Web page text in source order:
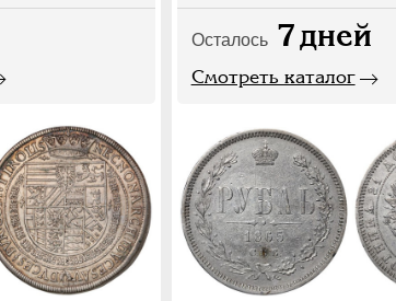
Осталось 7дней
Смотреть каталог